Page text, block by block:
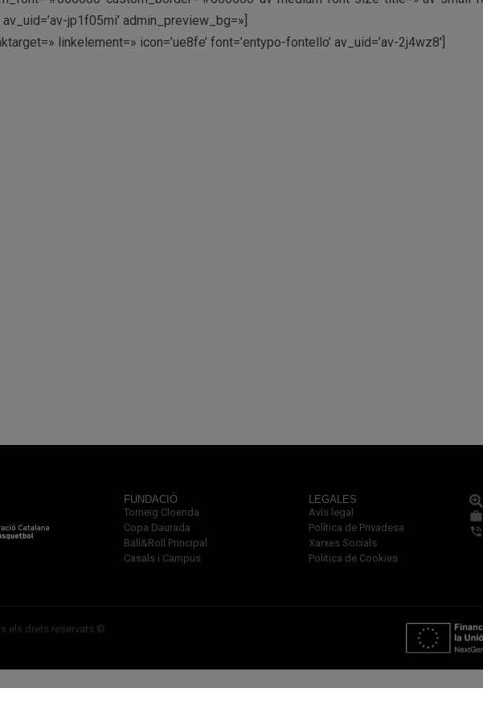
jp1f05mi’ admin_preview_bg=»]
linkelement=» icon=’ue8fe’ font=’entypo-fontello’ av_uid=’av-2j4wz8′]
FUNDACIÓ
Torneig Cloenda
Copa Daurada
Ball&Roll Principal
Casals i Campus
LEGALES
Avís legal
Política de Privadesa
Xarxes Socials
Política de Cookies
els drets reservats ©